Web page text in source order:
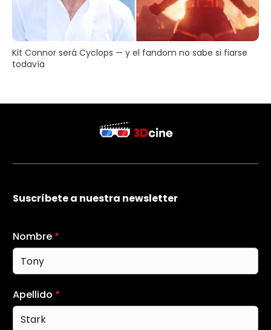
Kit Connor será Cyclops — y el fandom no sabe si fiarse
todavía
Suscríbete a nuestra newsletter
Nombre *
Apellido *